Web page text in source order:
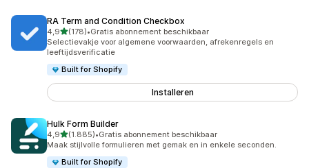
RA Term and Condition Checkbox
4,9van 5 sterren
(178)
178 recensies in totaal
•Gratis abonnement beschikbaar
Selectievakje voor algemene voorwaarden, afrekenregels en
leeftijdsverificatie
Built for Shopify
Installeren
Hulk Form Builder
4,9van 5 sterren
(1.885)
1885 recensies in totaal
•Gratis abonnement beschikbaar
Maak stijlvolle formulieren met gemak en in enkele seconden.
Built for Shopify